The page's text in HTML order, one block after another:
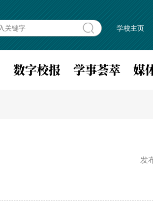
学校主页
数字校报 学事荟萃 媒
发